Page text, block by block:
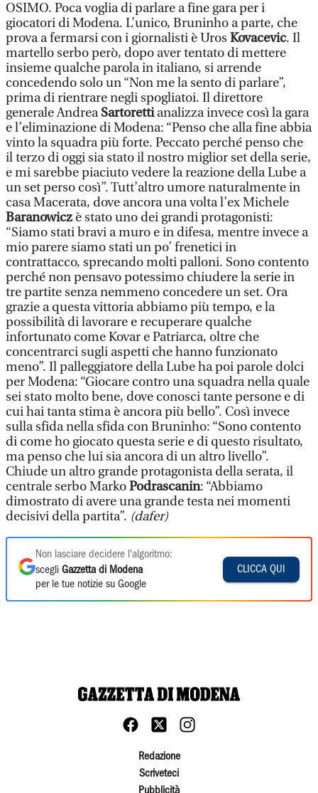
OSIMO. Poca voglia di parlare a fine gara per i
giocatori di Modena. L’unico, Bruninho a parte, che
prova a fermarsi con i giornalisti è UrosKovacevic. Il
martello serbo però, dopo aver tentato di mettere
insieme qualche parola in italiano, si arrende
concedendo solo un “Non me la sento di parlare”,
prima di rientrare negli spogliatoi. Il direttore
generale AndreaSartorettianalizza invece così la gara
e l’eliminazione di Modena: “Penso che alla fine abbia
vinto la squadra più forte. Peccato perché penso che
il terzo di oggi sia stato il nostro miglior set della serie,
e mi sarebbe piaciuto vedere la reazione della Lube a
un set perso così”. Tutt’altro umore naturalmente in
casa Macerata, dove ancora una volta l’ex Michele
Baranowicz è stato uno dei grandi protagonisti:
“Siamo stati bravi a muro e in difesa, mentre invece a
mio parere siamo stati un po’ frenetici in
contrattacco, sprecando molti palloni. Sono contento
perché non pensavo potessimo chiudere la serie in
tre partite senza nemmeno concedere un set. Ora
grazie a questa vittoria abbiamo più tempo, e la
possibilità di lavorare e recuperare qualche
infortunato come Kovar e Patriarca, oltre che
concentrarci sugli aspetti che hanno funzionato
meno”. Il palleggiatore della Lube ha poi parole dolci
per Modena: “Giocare contro una squadra nella quale
sei stato molto bene, dove conosci tante persone e di
cui hai tanta stima è ancora più bello”. Così invece
sulla sfida nella sfida con Bruninho: “Sono contento
di come ho giocato questa serie e di questo risultato,
ma penso che lui sia ancora di un altro livello”.
Chiude un altro grande protagonista della serata, il
centrale serbo MarkoPodrascanin: “Abbiamo
dimostrato di avere una grande testa nei momenti
decisivi della partita”. (dafer)
Non lasciare decidere l'algoritmo:
scegli Gazzetta di Modena
per le tue notizie su Google
CLICCA QUI
Redazione
Scriveteci
Pubblicità